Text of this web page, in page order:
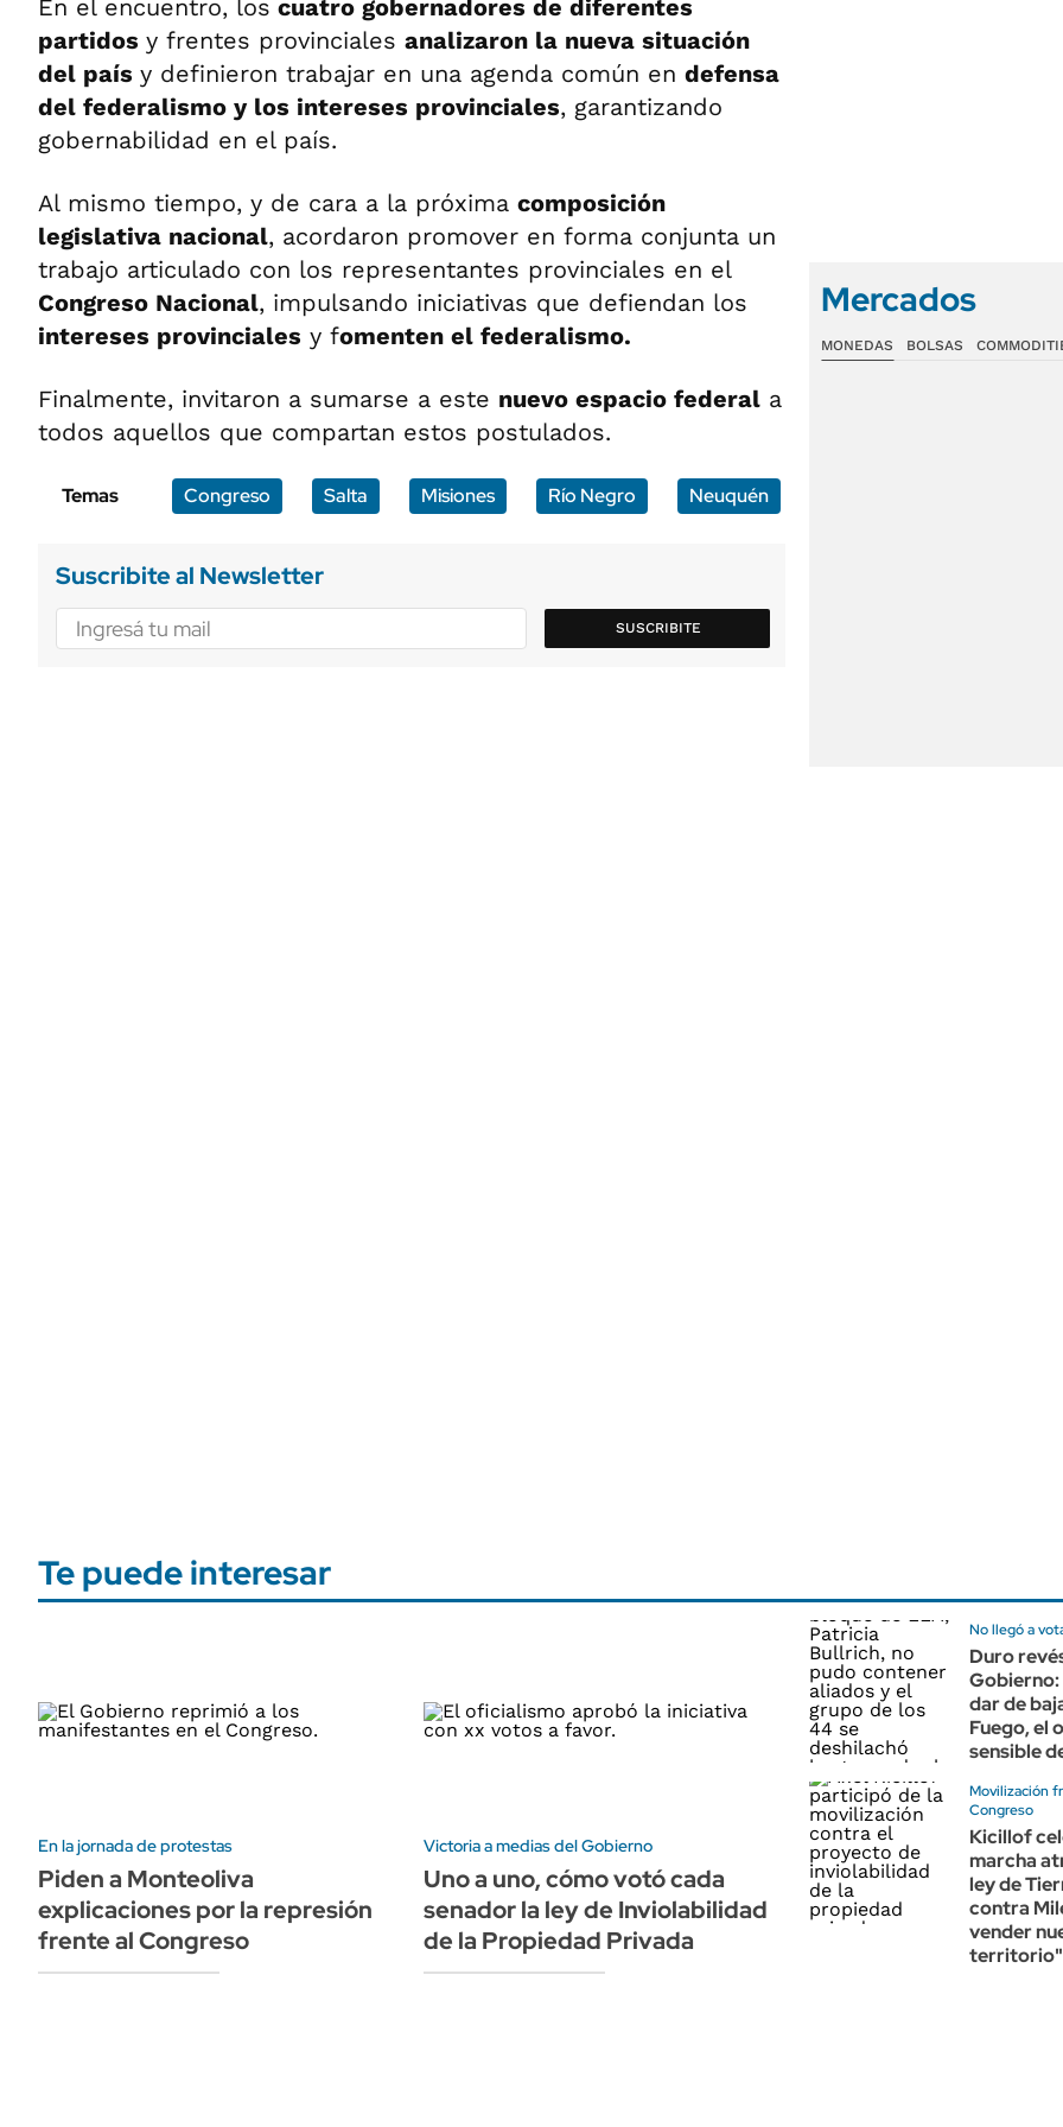
En el encuentro, los cuatro gobernadores de diferentes
partidos y frentes provinciales analizaron la nueva situación
del país y definieron trabajar en una agenda común en defensa
del federalismo y los intereses provinciales, garantizando
gobernabilidad en el país.
Al mismo tiempo, y de cara a la próxima composición
legislativa nacional, acordaron promover en forma conjunta un
trabajo articulado con los representantes provinciales en el
Congreso Nacional, impulsando iniciativas que defiendan los
intereses provinciales y fomenten el federalismo.
Finalmente, invitaron a sumarse a este nuevo espacio federal a
todos aquellos que compartan estos postulados.
Temas Congreso Salta Misiones Río Negro Neuquén
Suscribite al Newsletter
SUSCRIBITE
Mercados
MONEDAS BOLSAS
Te puede interesar
En la jornada de protestas
Piden a Monteoliva
explicaciones por la represión
frente al Congreso
Victoria a medias del Gobierno
Uno a uno, cómo votó cada
senador la ley de Inviolabilidad
de la Propiedad Privada
No llegó a
Duro
dar de
Fuego, el
sensible
Movilización
Congreso
Kicillof
marcha
ley de
contra
vender
territorio"